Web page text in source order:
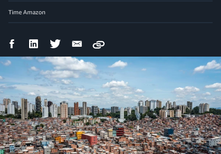
Time Amazon
Compartilhar
Facebook
Compartilhar
LinkedIn
Compartilhar
Twitter
Compartilhar
e-
mail
Copy